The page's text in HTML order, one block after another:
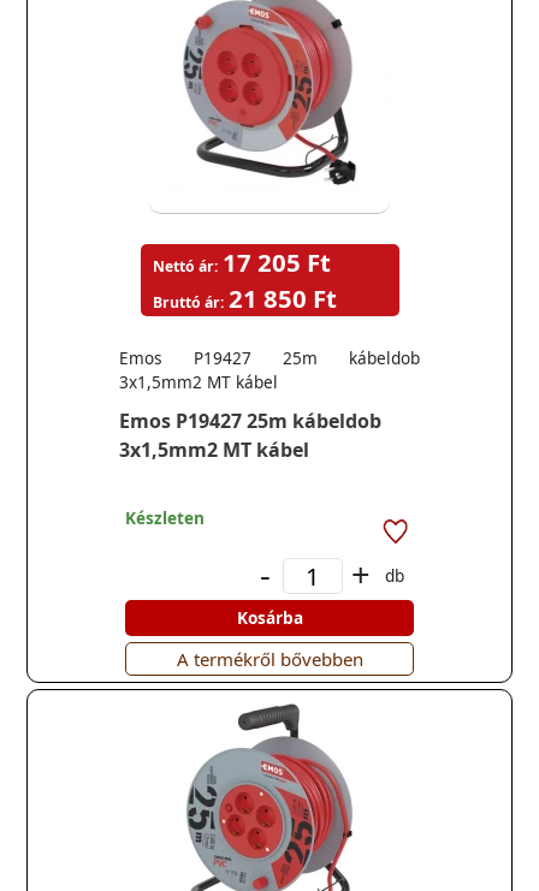
Emos P19427 25m kábeldob
3x1,5mm2 MT kábel
Emos P19427 25m kábeldob
3x1,5mm2 MT kábel
Nettó ár: 17 205 Ft
Bruttó ár: 21 850 Ft
Készleten
- +
db
Kosárba
A termékről bővebben